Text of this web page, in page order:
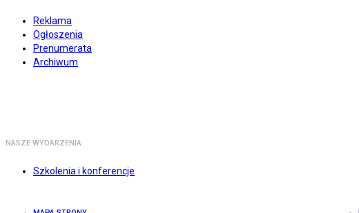
Reklama
Ogłoszenia
Prenumerata
Archiwum
NASZE WYDARZENIA
Szkolenia i konferencje